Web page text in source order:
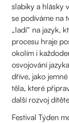
slabiky a hlásky
se podíváme na
„ladí“ na jazyk,
procesu hraje
okolím i
osvojování
dříve, jako
těla, které
další rozvoj
Festival Týden